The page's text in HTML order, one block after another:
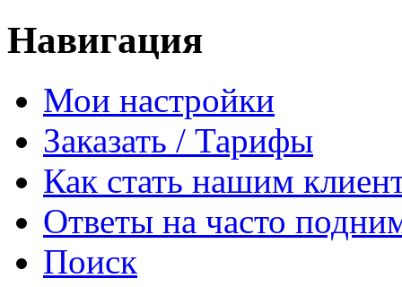
Навигация
Мои настройки
Заказать / Тарифы
Как стать нашим
Ответы на часто
Поиск